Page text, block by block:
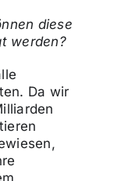
diese
werden?
Da wir